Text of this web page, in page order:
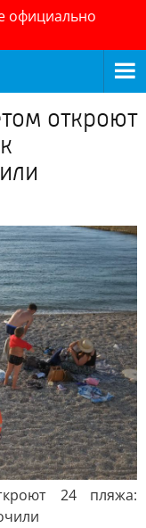
официально
откроют
24 пляжа: